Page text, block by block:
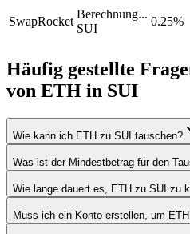
SwapRocket
Berechnung...
SUI
0.25%
Häufig gestellte
von ETH in SUI
Wie kann ich ETH zu SUI tauschen?
Was ist der Mindestbetrag für den
Wie lange dauert es, ETH zu SUI zu
Muss ich ein Konto erstellen, um